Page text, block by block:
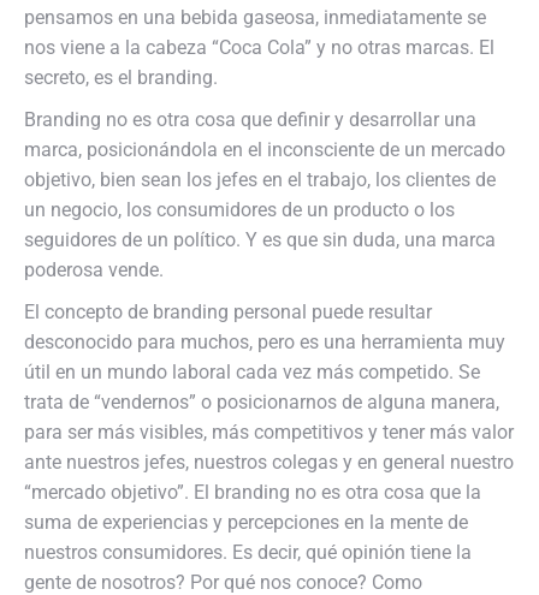
pensamos en una bebida gaseosa, inmediatamente se
nos viene a la cabeza “Coca Cola” y no otras marcas. El
secreto, es el branding.
Branding no es otra cosa que definir y desarrollar una
marca, posicionándola en el inconsciente de un mercado
objetivo, bien sean los jefes en el trabajo, los clientes de
un negocio, los consumidores de un producto o los
seguidores de un político. Y es que sin duda, una marca
poderosa vende.
El concepto de branding personal puede resultar
desconocido para muchos, pero es una herramienta muy
útil en un mundo laboral cada vez más competido. Se
trata de “vendernos” o posicionarnos de alguna manera,
para ser más visibles, más competitivos y tener más valor
ante nuestros jefes, nuestros colegas y en general nuestro
“mercado objetivo”. El branding no es otra cosa que la
suma de experiencias y percepciones en la mente de
nuestros consumidores. Es decir, qué opinión tiene la
gente de nosotros? Por qué nos conoce? Como